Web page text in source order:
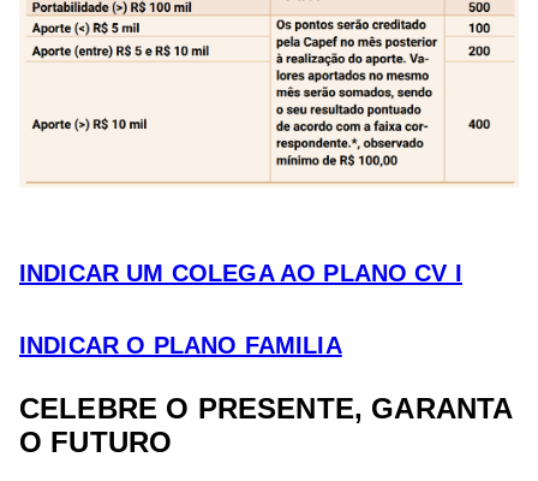
INDICAR UM COLEGA AO PLANO CV I
INDICAR O PLANO FAMILIA
CELEBRE O PRESENTE, GARANTA
O FUTURO